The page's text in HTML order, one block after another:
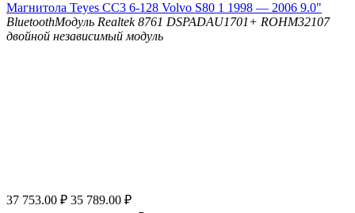
Магнитола Teyes CC3 6-128 Volvo S80 1 1998 — 2006 9.0"
BluetoothМодуль Realtek 8761 DSPADAU1701+ ROHM32107
двойной независимый модуль
37 753.00 ₽ 35 789.00 ₽